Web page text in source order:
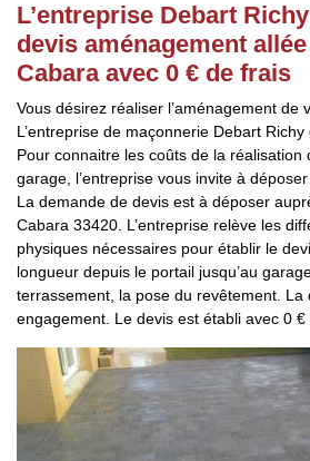
L’entreprise Debart
devis aménagement
Cabara avec 0 € de frais
Vous désirez réaliser l’aménagement de
L’entreprise de maçonnerie Debart Richy
Pour connaitre les coûts de la réalisation
garage, l’entreprise vous invite à
La demande de devis est à déposer
Cabara 33420. L’entreprise relève les
physiques nécessaires pour établir le
longueur depuis le portail jusqu’au
terrassement, la pose du revêtement. La
engagement. Le devis est établi avec 0 €